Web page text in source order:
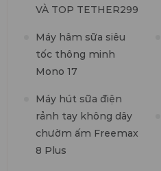
VÀ TOP TETHER299
Máy hâm sữa siêu
tốc thông minh
Mono 17
Máy hút sữa điện
rảnh tay không dây
chườm ấm Freemax
8 Plus